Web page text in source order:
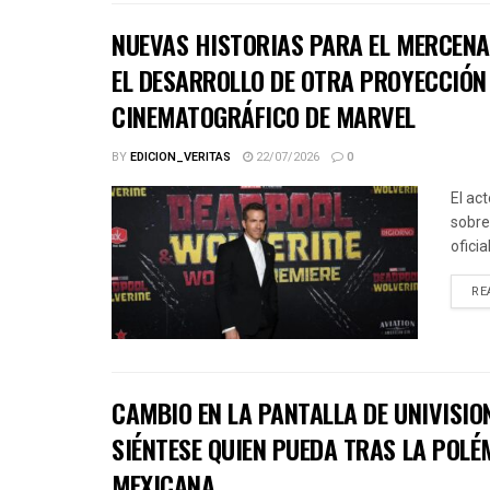
NUEVAS HISTORIAS PARA EL
EL DESARROLLO DE OTRA
CINEMATOGRÁFICO DE MARVEL
BYEDICION_VERITAS 22/07/2026 0
El
CAMBIO EN LA PANTALLA DE
SIÉNTESE QUIEN PUEDA TRAS LA